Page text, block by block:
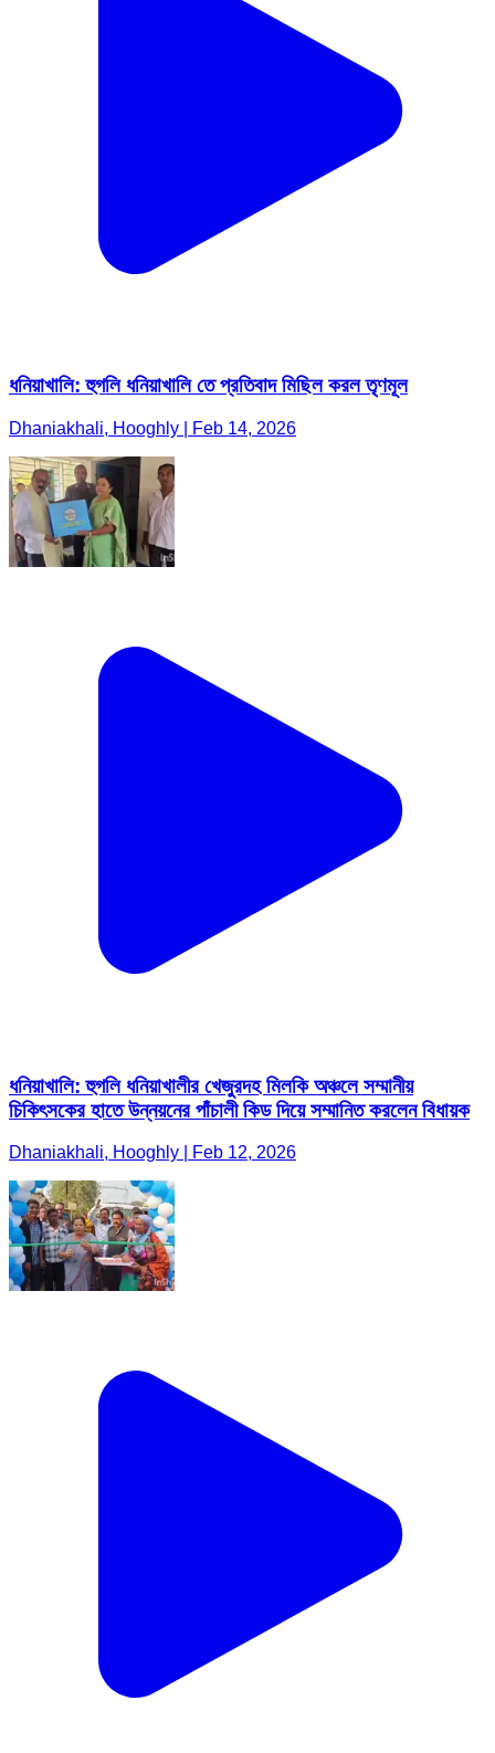
ধনিয়াখালি: হুগলি ধনিয়াখালি তে প্রতিবাদ মিছিল করল তৃণমূল
Dhaniakhali, Hooghly | Feb 14, 2026
ধনিয়াখালি: হুগলি ধনিয়াখালীর খেজুরদহ মিলকি অঞ্চলে সম্মানীয়
চিকিৎসকের হাতে উন্নয়নের পাঁচালী কিড দিয়ে সম্মানিত করলেন বিধায়ক
Dhaniakhali, Hooghly | Feb 12, 2026